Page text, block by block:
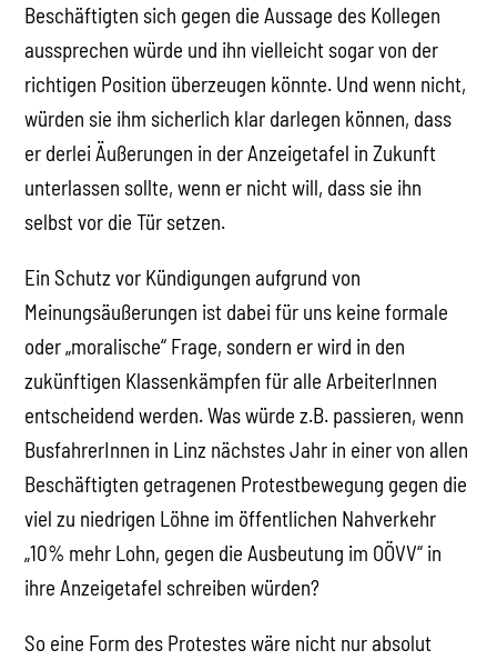
Beschäftigten sich gegen die Aussage des Kollegen
aussprechen würde und ihn vielleicht sogar von der
richtigen Position überzeugen könnte. Und wenn nicht,
würden sie ihm sicherlich klar darlegen können, dass
er derlei Äußerungen in der Anzeigetafel in Zukunft
unterlassen sollte, wenn er nicht will, dass sie ihn
selbst vor die Tür setzen.
Ein Schutz vor Kündigungen aufgrund von
Meinungsäußerungen ist dabei für uns keine formale
oder „moralische“ Frage, sondern er wird in den
zukünftigen Klassenkämpfen für alle ArbeiterInnen
entscheidend werden. Was würde z.B. passieren, wenn
BusfahrerInnen in Linz nächstes Jahr in einer von allen
Beschäftigten getragenen Protestbewegung gegen die
viel zu niedrigen Löhne im öffentlichen Nahverkehr
„10% mehr Lohn, gegen die Ausbeutung im OÖVV“ in
ihre Anzeigetafel schreiben würden?
So eine Form des Protestes wäre nicht nur absolut